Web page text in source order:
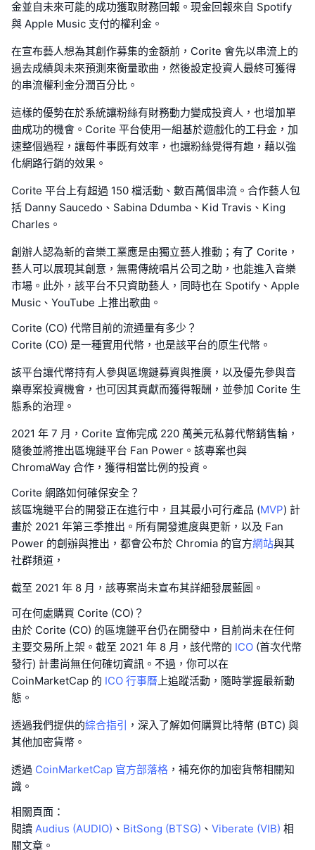
金並自未來可能的成功獲取財務回報。現金回報來自 Spotify
與 Apple Music 支付的權利金。
在宣布藝人想為其創作募集的金額前，Corite 會先以串流上的
過去成績與未來預測來衡量歌曲，然後設定投資人最終可獲得
的串流權利金分潤百分比。
這樣的優勢在於系統讓粉絲有財務動力變成投資人，也增加單
曲成功的機會。Corite 平台使用一組基於遊戲化的工冄金，加
速整個過程，讓每件事既有效率，也讓粉絲覺得有趣，藉以強
化網路行銷的效果。
Corite 平台上有超過 150 檔活動、數百萬個串流。合作藝人包
括 Danny Saucedo、Sabina Ddumba、Kid Travis、King
Charles。
創辦人認為新的音樂工業應是由獨立藝人推動；有了 Corite，
藝人可以展現其創意，無需傳統唱片公司之助，也能進入音樂
市場。此外，該平台不只資助藝人，同時也在 Spotify、Apple
Music、YouTube 上推出歌曲。
Corite (CO) 代幣目前的流通量有多少？
Corite (CO) 是一種實用代幣，也是該平台的原生代幣。
該平台讓代幣持有人參與區塊鏈募資與推廣，以及優先參與音
樂專案投資機會，也可因其貢獻而獲得報酬，並參加 Corite 生
態系的治理。
2021 年 7 月，Corite 宣佈完成 220 萬美元私募代幣銷售輪，
隨後並將推出區塊鏈平台 Fan Power。該專案也與
ChromaWay 合作，獲得相當比例的投資。
Corite 網路如何確保安全？
該區塊鏈平台的開發正在進行中，且其最小可行產品 (MVP) 計
畫於 2021 年第三季推出。所有開發進度與更新，以及 Fan
Power 的創辦與推出，都會公布於 Chromia 的官方網站與其
社群頻道，
截至 2021 年 8 月，該專案尚未宣布其詳細發展藍圖。
可在何處購買 Corite (CO)？
由於 Corite (CO) 的區塊鏈平台仍在開發中，目前尚未在任何
主要交易所上架。截至 2021 年 8 月，該代幣的 ICO (首次代幣
發行) 計畫尚無任何確切資訊。不過，你可以在
CoinMarketCap 的 ICO 行事曆上追蹤活動，隨時掌握最新動
態。
透過我們提供的綜合指引
，深入了解如何購買比特幣 (BTC) 與
其他加密貨幣。
透過 CoinMarketCap 官方部落格 ，補充你的加密貨幣相關知
識。
相關頁面：
閱讀 Audius (AUDIO) 、 BitSong (BTSG) 、 Viberate (VIB) 相
關文章。